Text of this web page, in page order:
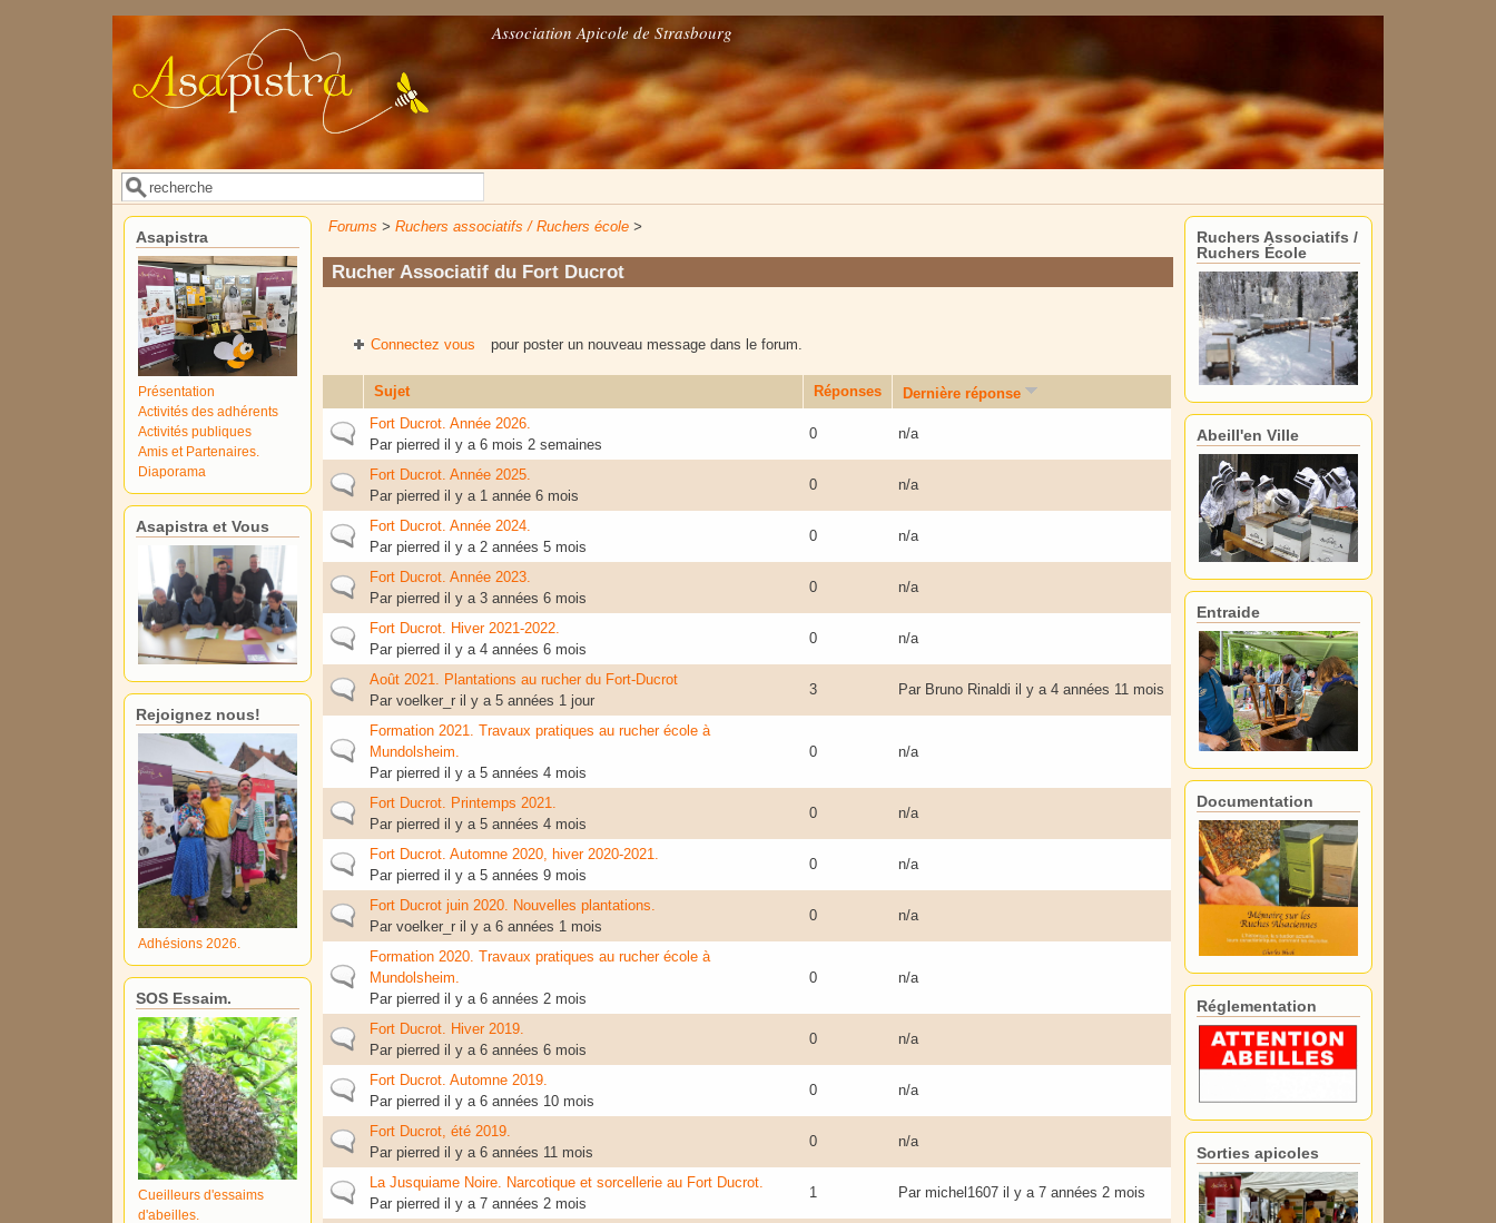
Association Apicole de Strasbourg
Formulaire de recherche
Rechercher
Forums >Ruchers associatifs / Ruchers école >
Rucher Associatif du Fort Ducrot
Connectez vous pour poster un nouveau message dans le forum.
Sujet Réponses Dernière réponse
Sujet normalFort Ducrot. Année 2026.
Parpierred il y a 6 mois 2 semaines
0 n/a
Sujet normalFort Ducrot. Année 2025.
Parpierred il y a 1 année 6 mois
0 n/a
Sujet normalFort Ducrot. Année 2024.
Parpierred il y a 2 années 5 mois
0 n/a
Sujet normalFort Ducrot. Année 2023.
Parpierred il y a 3 années 6 mois
0 n/a
Sujet normalFort Ducrot. Hiver 2021-2022.
Parpierred il y a 4 années 6 mois
0 n/a
Sujet normalAoût 2021. Plantations au rucher du Fort-Ducrot
Parvoelker_r il y a 5 années 1 jour
3 Par Bruno Rinaldi il y a 4 années 11 mois
Sujet normal
Formation 2021. Travaux pratiques au rucher école à
Mundolsheim.
Parpierred il y a 5 années 4 mois
0 n/a
Sujet normalFort Ducrot. Printemps 2021.
Parpierred il y a 5 années 4 mois
0 n/a
Sujet normalFort Ducrot. Automne 2020, hiver 2020-2021.
Parpierred il y a 5 années 9 mois
0 n/a
Sujet normalFort Ducrot juin 2020. Nouvelles plantations.
Parvoelker_r il y a 6 années 1 mois
0 n/a
Sujet normal
Formation 2020. Travaux pratiques au rucher école à
Mundolsheim.
Parpierred il y a 6 années 2 mois
0 n/a
Sujet normalFort Ducrot. Hiver 2019.
Parpierred il y a 6 années 6 mois
0 n/a
Sujet normalFort Ducrot. Automne 2019.
Parpierred il y a 6 années 10 mois
0 n/a
Sujet normalFort Ducrot, été 2019.
Parpierred il y a 6 années 11 mois
0 n/a
Sujet normalLa Jusquiame Noire. Narcotique et sorcellerie au Fort Ducrot.
Parpierred il y a 7 années 2 mois
1 Par michel1607 il y a 7 années 2 mois
Asapistra
Présentation
Activités des adhérents
Activités publiques
Amis et Partenaires.
Diaporama
Asapistra et Vous
Rejoignez nous!
Adhésions 2026.
SOS Essaim.
Cueilleurs d'essaims
d'abeilles.
Ruchers Associatifs /
Ruchers École
Abeill'en Ville
Entraide
Documentation
Réglementation
Sorties apicoles